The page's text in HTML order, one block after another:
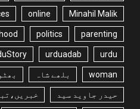
Minahil Malik
online
parenting
politics
urdu
urduadab
woman بلھے شاہ
حیدر جاوید سید